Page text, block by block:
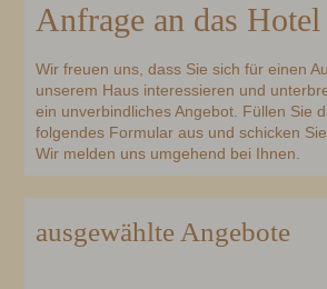
Anfrage an das Hotel
Wir freuen uns, dass Sie sich für einen
unserem Haus interessieren und
ein unverbindliches Angebot. Füllen Sie
folgendes Formular aus und schicken
Wir melden uns umgehend bei Ihnen.
ausgewählte Angebote